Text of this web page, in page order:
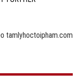
tamlyhoctoipham.com